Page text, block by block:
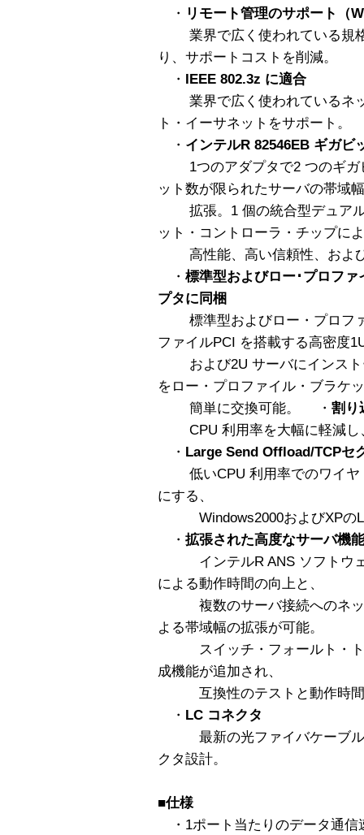
・ リモート管理のサポート（
業界で広く使われている規格
り、サポートコストを削減。
・ IEEE 802.3z に適合
業界で広く使われているネッ
ト・イーサネットをサポート。
・ インテルR 82546EB ギガビ
1つのアダプタで2 つのギガ
ット数が限られたサーバの帯域
拡張。1 個の統合型デュアル
ット・コントローラ・チップに
高性能、高い信頼性、およ
・ 標準型およびロー･プロフ
プタに同梱
標準型およびロー・プロファ
ファイルPCI を搭載する高密度
および2U サーバにインスト
をロー・プロファイル・ブラケ
簡単に交換可能。 ・ 割り
CPU 利用率を大幅に軽減し
・ Large Send Offload/TCPセ
低いCPU 利用率でのワイヤ
にする、
Windows2000およびXPの
・ 拡張された高度なサーバ機能
インテルR ANS ソフトウェ
による動作時間の向上と、
複数のサーバ接続へのネッ
よる帯域幅の拡張が可能。
スイッチ・フォールト・ト
成機能が追加され、
互換性のテストと動作時間
・ LC コネクタ
最新の光ファイバケーブル
クタ設計。
■仕様
・1ポート当たりのデータ通